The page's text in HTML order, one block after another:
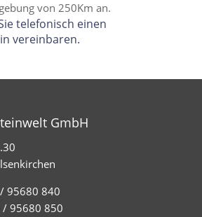
von 250Km an.
telefonisch einen
vereinbaren.
GmbH
95680 840
/ 95680 850